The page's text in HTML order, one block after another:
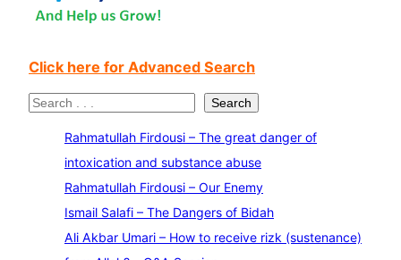
Click here for Advanced Search
S
Search
Rahmatullah Firdousi – The great danger of
intoxication and substance abuse
Rahmatullah Firdousi – Our Enemy
Ismail Salafi – The Dangers of Bidah
Ali Akbar Umari – How to receive rizk (sustenance)